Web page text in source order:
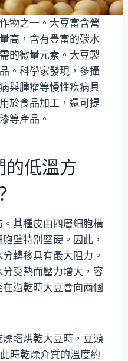
物之一。大豆富含營
高，含有豐富的碳水
的微量元素。大豆製
。科學家發現，多攝
與腫瘤等慢性疾病具
於食品加工，還可提
等產品。
的低溫方
其種皮由四層細胞構
壁特別堅硬。因此，
轉移具有最大阻力。
受熱而壓力增大，容
過乾時大豆會向兩個
塔烘乾大豆時，豆類
時乾燥介質的溫度約